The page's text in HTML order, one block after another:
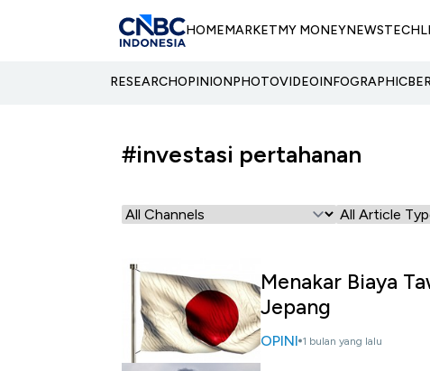
HOMEMARKETMY MONEYNEWSTECH
RESEARCHOPINIONPHOTOVIDEOINFOGRAPHIC
#investasi pertahanan
Menakar Biaya
Jepang
OPINI 1 bulan yang lalu